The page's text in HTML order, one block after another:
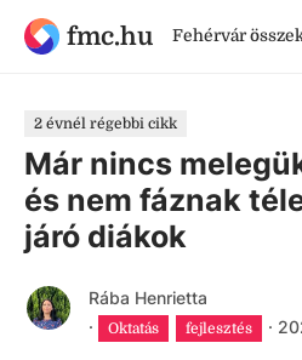
fmc.hu Fehérvár
2 évnél régebbi cikk
Már nincs
és nem fáznak
járó diákok
Rába Henrietta
·
Oktatás fejlesztés ·